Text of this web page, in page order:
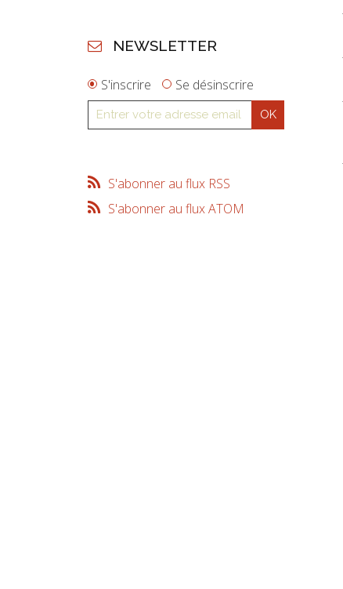
NEWSLETTER
S'inscrire Se désinscrire
S'abonner au flux RSS
S'abonner au flux ATOM